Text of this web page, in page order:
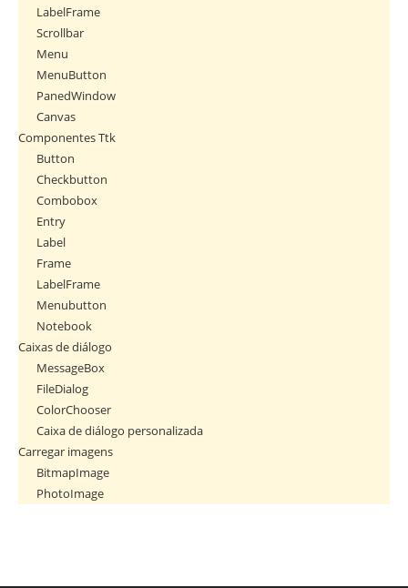
LabelFrame
Scrollbar
Menu
MenuButton
PanedWindow
Canvas
Componentes Ttk
Button
Checkbutton
Combobox
Entry
Label
Frame
LabelFrame
Menubutton
Notebook
Caixas de diálogo
MessageBox
FileDialog
ColorChooser
Caixa de diálogo personalizada
Carregar imagens
BitmapImage
PhotoImage